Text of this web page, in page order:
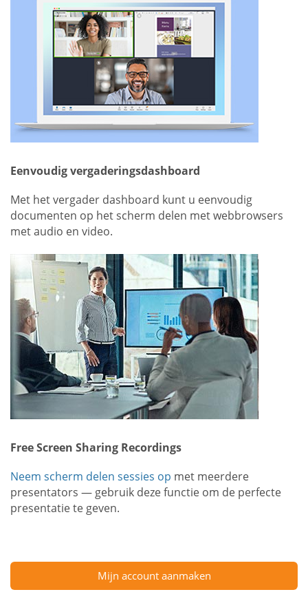
Eenvoudig vergaderingsdashboard
Met het vergader dashboard kunt u eenvoudig
documenten op het scherm delen met webbrowsers
met audio en video.
Free Screen Sharing Recordings
Neem scherm delen sessies op met meerdere
presentators — gebruik deze functie om de perfecte
presentatie te geven.
Mijn account aanmaken